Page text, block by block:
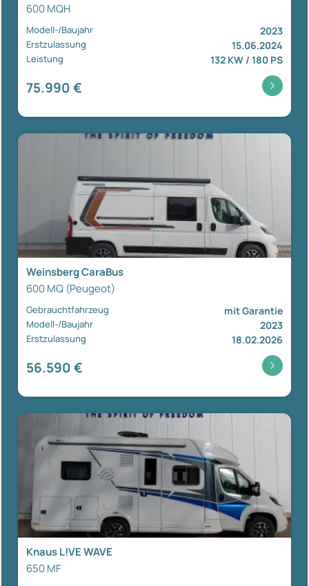
600 MQH
Modell-/Baujahr 2023
Erstzulassung 15.06.2024
Leistung 132 KW / 180 PS
75.990 €
Weinsberg CaraBus
600 MQ (Peugeot)
Gebrauchtfahrzeug mit Garantie
Modell-/Baujahr 2023
Erstzulassung 18.02.2026
56.590 €
Knaus L!VE WAVE
650 MF